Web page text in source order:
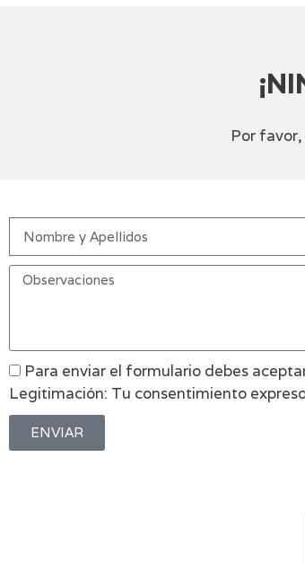
Por
Para enviar el formulario debes
Legitimación: Tu consentimiento
ENVIAR